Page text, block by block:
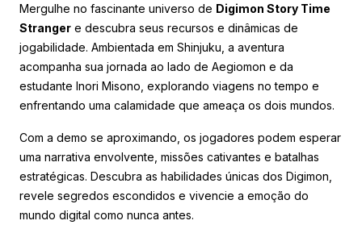
Mergulhe no fascinante universo de Digimon Story Time
Stranger e descubra seus recursos e dinâmicas de
jogabilidade. Ambientada em Shinjuku, a aventura
acompanha sua jornada ao lado de Aegiomon e da
estudante Inori Misono, explorando viagens no tempo e
enfrentando uma calamidade que ameaça os dois mundos.
Com a demo se aproximando, os jogadores podem esperar
uma narrativa envolvente, missões cativantes e batalhas
estratégicas. Descubra as habilidades únicas dos Digimon,
revele segredos escondidos e vivencie a emoção do
mundo digital como nunca antes.